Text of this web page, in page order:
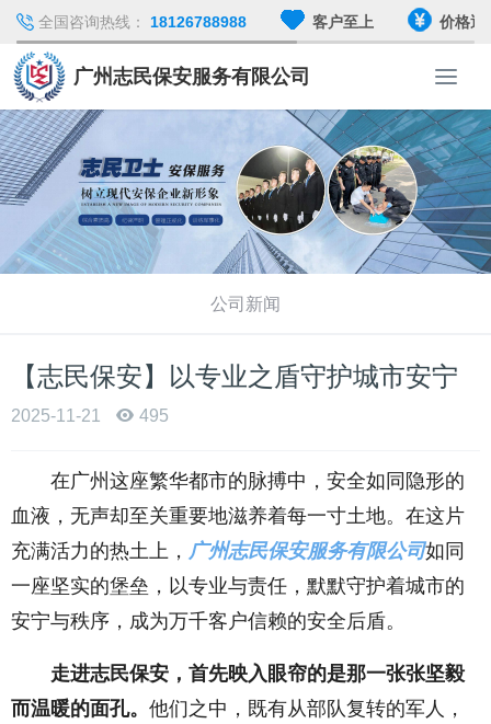
全国咨询热线： 18126788988 客户至上 价格透
T
o
g
g
l
e
n
a
v
t
i
广州志民保安服务有限公司
公司新闻
【志民保安】以专业之盾守护城市安宁
2025-11-21 495
在广州这座繁华都市的脉搏中，安全如同隐形的
血液，无声却至关重要地滋养着每一寸土地。在这片
充满活力的热土上，
广州志民保安服务有限公司如同
一座坚实的堡垒，以专业与责任，默默守护着城市的
安宁与秩序，成为万千客户信赖的安全后盾。
走进志民保安，首先映入眼帘的是那一张张坚毅
而温暖的面孔。 他们之中，既有从部队复转的军人，